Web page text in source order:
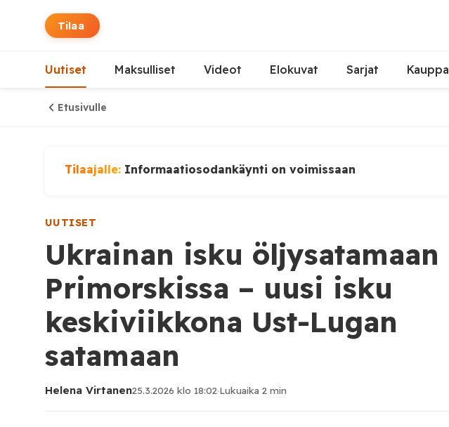
Tilaa
Uutiset Maksulliset Videot Elokuvat Sarjat Kauppa
Etusivulle
Tilaajalle: Informaatiosodankäynti on voimissaan
UUTISET
Ukrainan isku öljysatamaan
Primorskissa – uusi isku
keskiviikkona Ust-Lugan
satamaan
Helena Virtanen25.3.2026 klo 18:02·Lukuaika 2 min